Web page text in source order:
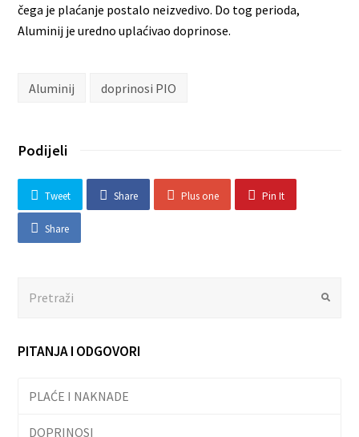
čega je plaćanje postalo neizvedivo. Do tog perioda,
Aluminij je uredno uplaćivao doprinose.
Aluminij doprinosi PIO
Podijeli
Tweet Share Plus one Pin It
Share
Submit
PITANJA I ODGOVORI
PLAĆE I NAKNADE
DOPRINOSI